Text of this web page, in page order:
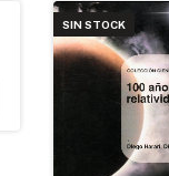
SIN STOCK